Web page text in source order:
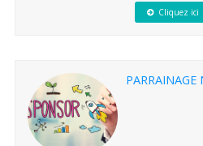
Cliquez ici
PARRAINAGE